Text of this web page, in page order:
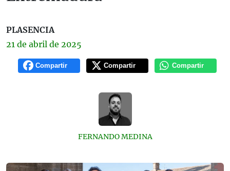
PLASENCIA
21 de abril de 2025
Compartir Compartir Compartir
FERNANDO MEDINA